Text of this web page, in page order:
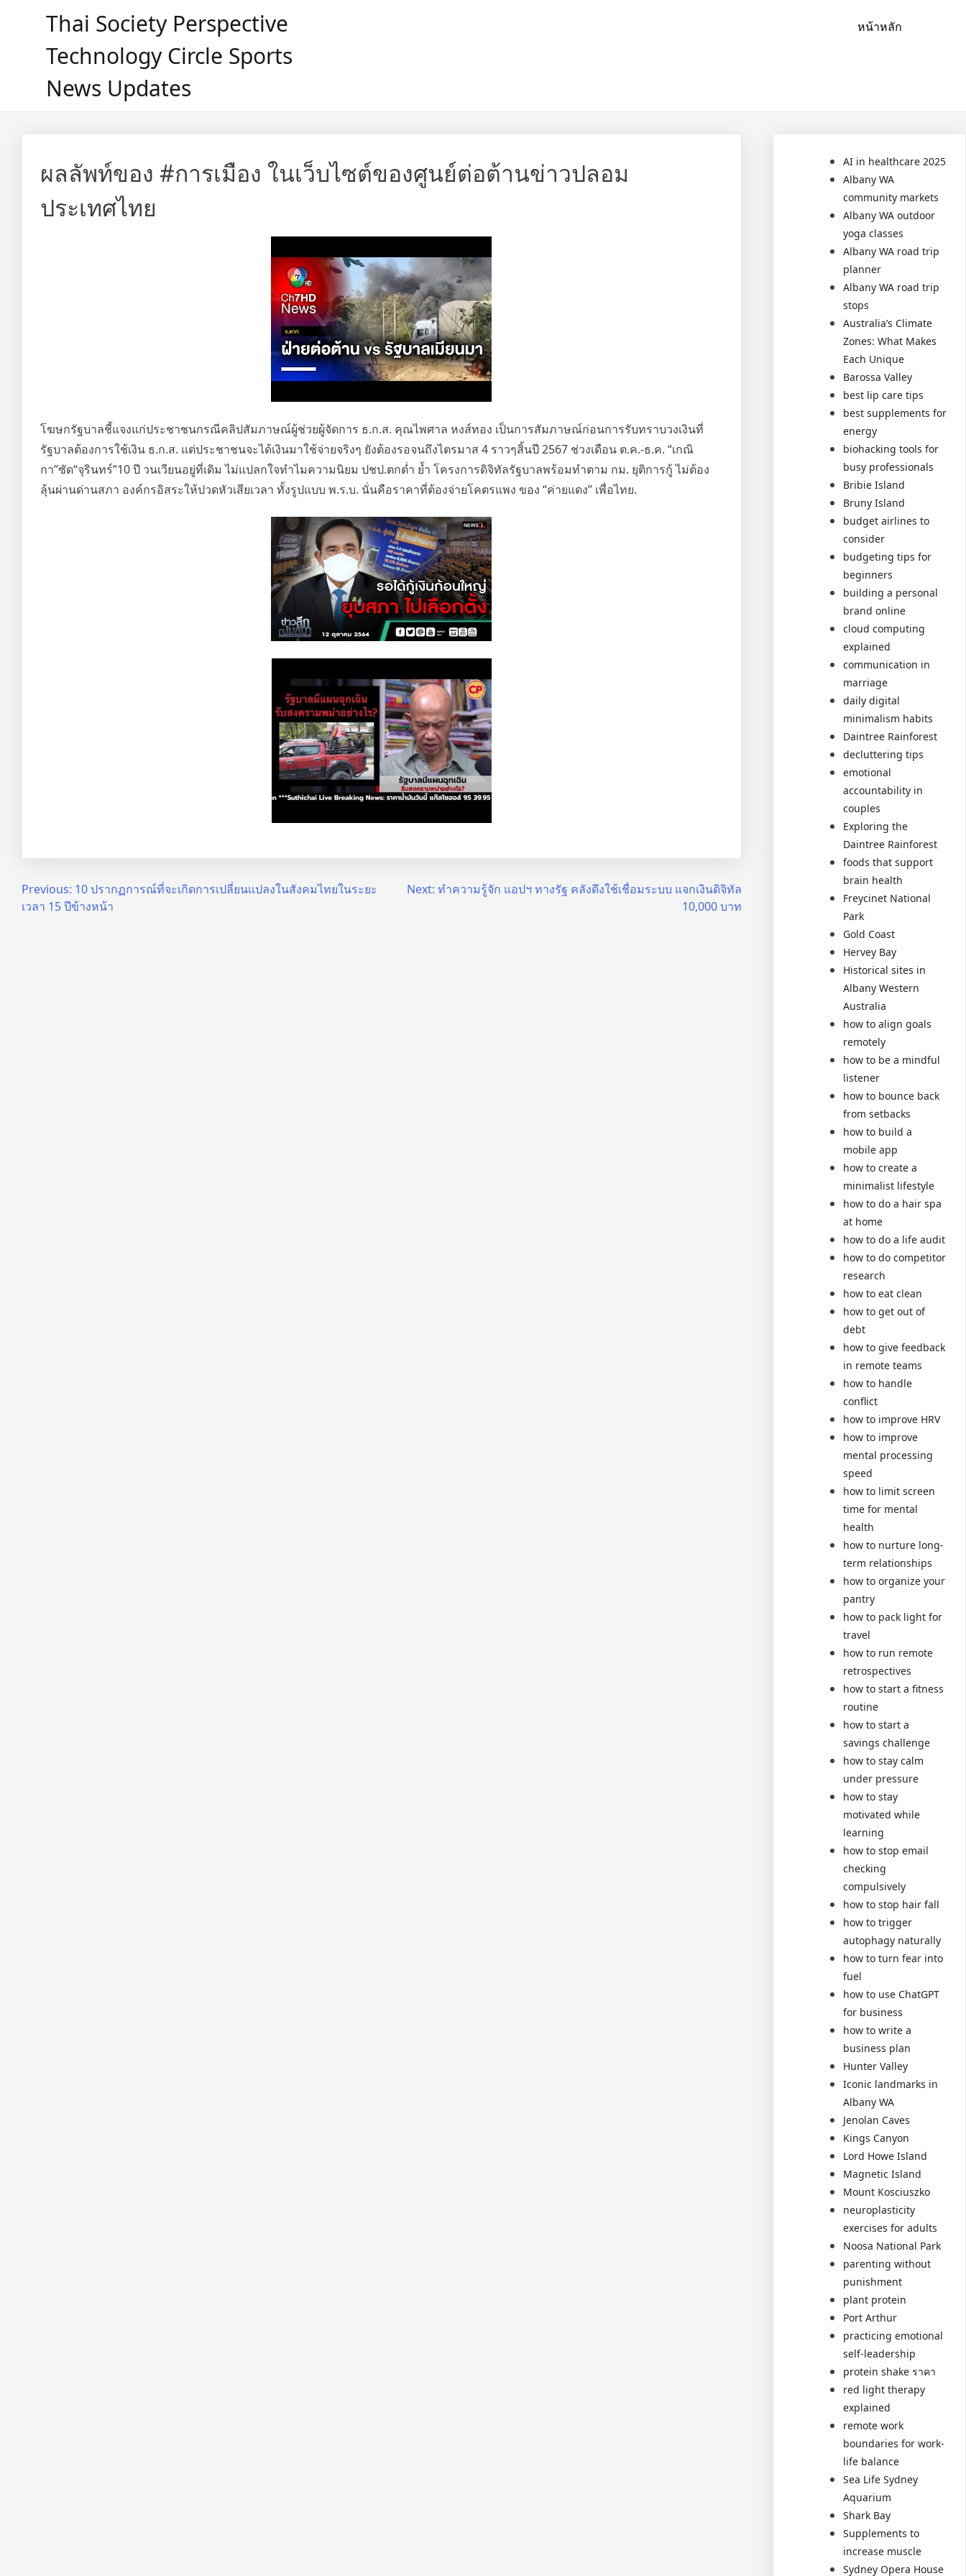
Thai Society Perspective
Technology Circle Sports
News Updates
หน้าหลัก
ผลลัพท์ของ #การเมือง ในเว็บไซต์ของศูนย์ต่อต้านข่าวปลอม
ประเทศไทย
โฆษกรัฐบาลชี้แจงแก่ประชาชนกรณีคลิปสัมภาษณ์ผู้ช่วยผู้จัดการ ธ.ก.ส. คุณไพศาล หงส์ทอง เป็นการสัมภาษณ์ก่อนการรับทราบวงเงินที่
รัฐบาลต้องการใช้เงิน ธ.ก.ส. แต่ประชาชนจะได้เงินมาใช้จ่ายจริงๆ ยังต้องรอจนถึงไตรมาส 4 ราวๆสิ้นปี 2567 ช่วงเดือน ต.ค.-ธ.ค. “เกณิ
กา”ซัด“จุรินทร์”10 ปี วนเวียนอยู่ที่เดิม ไม่แปลกใจทำไมความนิยม ปชป.ตกต่ำ ย้ำ โครงการดิจิทัลรัฐบาลพร้อมทำตาม กม. ยุติการกู้ ไม่ต้อง
ลุ้นผ่านด่านสภา องค์กรอิสระให้ปวดหัวเสียเวลา ทั้งรูปแบบ พ.ร.บ. นั่นคือราคาที่ต้องจ่ายโคตรแพง ของ “ค่ายแดง” เพื่อไทย.
Post
navigation
Previous: 10 ปรากฏการณ์ที่จะเกิดการเปลี่ยนแปลงในสังคมไทยในระยะ
เวลา 15 ปีข้างหน้า
Next: ทำความรู้จัก แอปฯ ทางรัฐ คลังดึงใช้เชื่อมระบบ แจกเงินดิจิทัล
10,000 บาท
AI in healthcare 2025
Albany WA
community markets
Albany WA outdoor
yoga classes
Albany WA road trip
planner
Albany WA road trip
stops
Australia’s Climate
Zones: What Makes
Each Unique
Barossa Valley
best lip care tips
best supplements for
energy
biohacking tools for
busy professionals
Bribie Island
Bruny Island
budget airlines to
consider
budgeting tips for
beginners
building a personal
brand online
cloud computing
explained
communication in
marriage
daily digital
minimalism habits
Daintree Rainforest
decluttering tips
emotional
accountability in
couples
Exploring the
Daintree Rainforest
foods that support
brain health
Freycinet National
Park
Gold Coast
Hervey Bay
Historical sites in
Albany Western
Australia
how to align goals
remotely
how to be a mindful
listener
how to bounce back
from setbacks
how to build a
mobile app
how to create a
minimalist lifestyle
how to do a hair spa
at home
how to do a life audit
how to do competitor
research
how to eat clean
how to get out of
debt
how to give feedback
in remote teams
how to handle
conflict
how to improve HRV
how to improve
mental processing
speed
how to limit screen
time for mental
health
how to nurture long-
term relationships
how to organize your
pantry
how to pack light for
travel
how to run remote
retrospectives
how to start a fitness
routine
how to start a
savings challenge
how to stay calm
under pressure
how to stay
motivated while
learning
how to stop email
checking
compulsively
how to stop hair fall
how to trigger
autophagy naturally
how to turn fear into
fuel
how to use ChatGPT
for business
how to write a
business plan
Hunter Valley
Iconic landmarks in
Albany WA
Jenolan Caves
Kings Canyon
Lord Howe Island
Magnetic Island
Mount Kosciuszko
neuroplasticity
exercises for adults
Noosa National Park
parenting without
punishment
plant protein
Port Arthur
practicing emotional
self-leadership
protein shake ราคา
red light therapy
explained
remote work
boundaries for work-
life balance
Sea Life Sydney
Aquarium
Shark Bay
Supplements to
increase muscle
Sydney Opera House